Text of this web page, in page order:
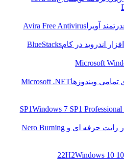
آویراAvira Free Antivirus
اندروید در کامBlueStacks
ویندوزهاMicrosoft .NET
Windows 7 SP1
Nero Burning
Windows 10